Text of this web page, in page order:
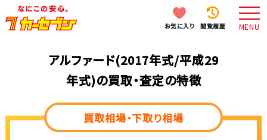
お気に入り 閲覧履歴 MENU
アルファード(2017年式/平成29
年式)の買取・査定の特徴
買取相場・下取り相場